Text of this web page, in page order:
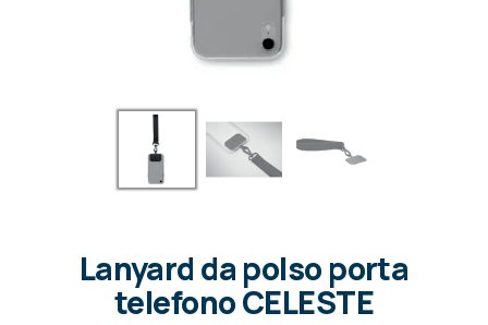
Lanyard da polso porta
telefono CELESTE